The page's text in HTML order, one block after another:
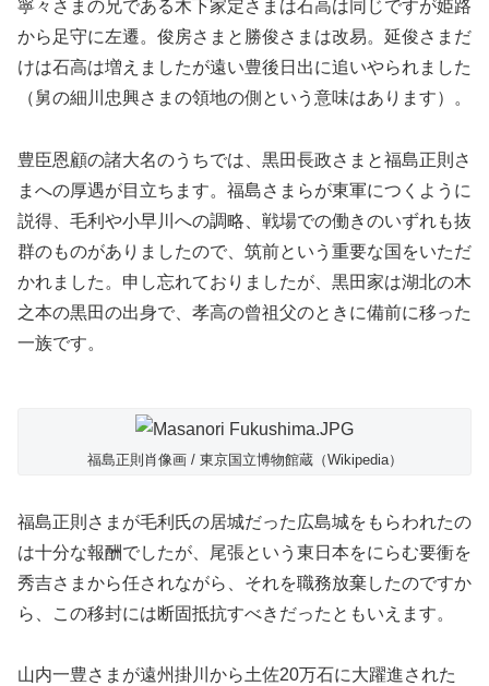
寧々さまの兄である木下家定さまは石高は同じですが姫路
から足守に左遷。俊房さまと勝俊さまは改易。延俊さまだ
けは石高は増えましたが遠い豊後日出に追いやられました
（舅の細川忠興さまの領地の側という意味はあります）。
豊臣恩顧の諸大名のうちでは、黒田長政さまと福島正則さ
まへの厚遇が目立ちます。福島さまらが東軍につくように
説得、毛利や小早川への調略、戦場での働きのいずれも抜
群のものがありましたので、筑前という重要な国をいただ
かれました。申し忘れておりましたが、黒田家は湖北の木
之本の黒田の出身で、孝高の曾祖父のときに備前に移った
一族です。
福島正則肖像画 / 東京国立博物館蔵（Wikipedia）
福島正則さまが毛利氏の居城だった広島城をもらわれたの
は十分な報酬でしたが、尾張という東日本をにらむ要衝を
秀吉さまから任されながら、それを職務放棄したのですか
ら、この移封には断固抵抗すべきだったともいえます。
山内一豊さまが遠州掛川から土佐20万石に大躍進された